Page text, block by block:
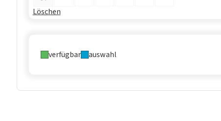
Löschen
verfügbar auswahl